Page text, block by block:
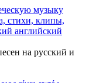
на русский и